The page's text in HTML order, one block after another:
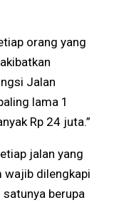
orang yang
Jalan
lama 1
Rp 24 juta.”
jalan yang
wajib dilengkapi
berupa